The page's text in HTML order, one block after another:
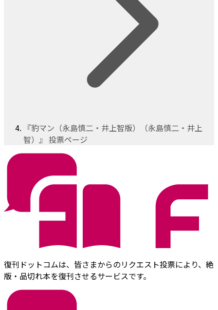
『豹マン（永島慎二・井上智版）（永島慎二・井上
智）』 投票ページ
復刊ドットコムは、皆さまからのリクエスト投票により、絶
版・品切れ本を復刊させるサービスです。